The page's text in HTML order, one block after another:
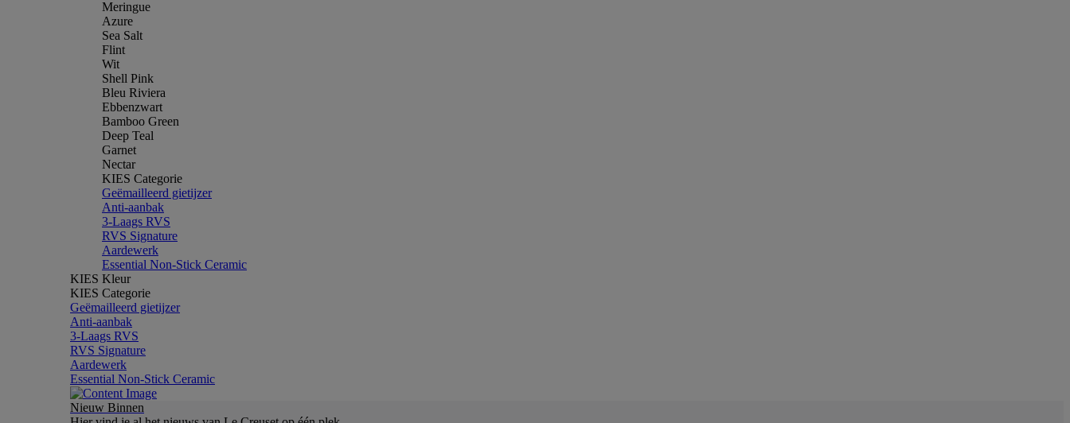
Meringue
Azure
Sea Salt
Flint
Wit
Shell Pink
Bleu Riviera
Ebbenzwart
Bamboo Green
Deep Teal
Garnet
Nectar
KIES Categorie
Geëmailleerd gietijzer
Anti-aanbak
3-Laags RVS
RVS Signature
Aardewerk
Essential Non-Stick Ceramic
KIES Kleur
KIES Categorie
Geëmailleerd gietijzer
Anti-aanbak
3-Laags RVS
RVS Signature
Aardewerk
Essential Non-Stick Ceramic
Nieuw Binnen